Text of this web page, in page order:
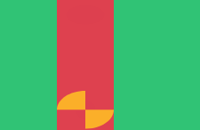
オンラインの送金が迅速、安
追跡と通知に加え、柔軟な配